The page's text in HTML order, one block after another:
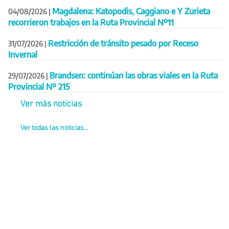
04/08/2026
Magdalena: Katopodis, Caggiano e Y Zurieta
recorrieron trabajos en la Ruta Provincial Nº11
31/07/2026
Restricción de tránsito pesado por Receso
Invernal
29/07/2026
Brandsen: continúan las obras viales en la Ruta
Provincial Nº 215
Ver más noticias
Ver todas las noticias...